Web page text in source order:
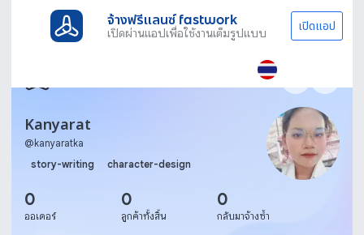
จ้างฟรีแลนซ์ fastwork
เปิดผ่านแอปเพื่อใช้งานเต็มรูปแบบ เปิดแอป
Kanyarat
@ kanyaratka
story-writing
character-design
0
ออเดอร์
0
ลูกค้าทั้งสิ้น
0
กลับมาจ้างซ้ำ